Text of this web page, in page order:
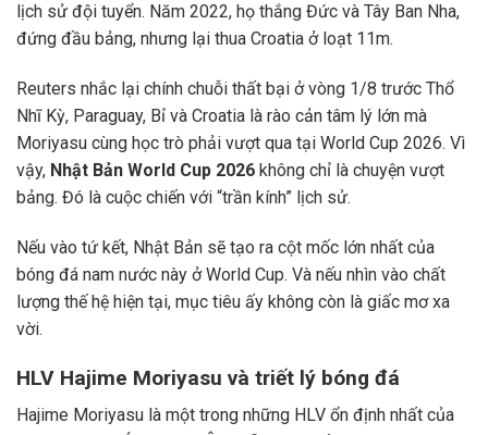
lịch sử đội tuyển. Năm 2022, họ thắng Đức và Tây Ban Nha,
đứng đầu bảng, nhưng lại thua Croatia ở loạt 11m.
Reuters nhắc lại chính chuỗi thất bại ở vòng 1/8 trước Thổ
Nhĩ Kỳ, Paraguay, Bỉ và Croatia là rào cản tâm lý lớn mà
Moriyasu cùng học trò phải vượt qua tại World Cup 2026. Vì
vậy, Nhật Bản World Cup 2026 không chỉ là chuyện vượt
bảng. Đó là cuộc chiến với “trần kính” lịch sử.
Nếu vào tứ kết, Nhật Bản sẽ tạo ra cột mốc lớn nhất của
bóng đá nam nước này ở World Cup. Và nếu nhìn vào chất
lượng thế hệ hiện tại, mục tiêu ấy không còn là giấc mơ xa
vời.
HLV Hajime Moriyasu và triết lý bóng đá
Hajime Moriyasu là một trong những HLV ổn định nhất của